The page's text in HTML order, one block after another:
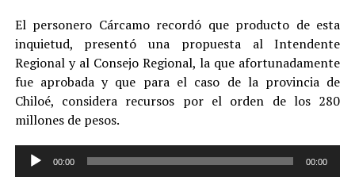
El personero Cárcamo recordó que producto de esta
inquietud, presentó una propuesta al Intendente
Regional y al Consejo Regional, la que afortunadamente
fue aprobada y que para el caso de la provincia de
Chiloé, considera recursos por el orden de los 280
millones de pesos.
Reproductor
00:00 00:00